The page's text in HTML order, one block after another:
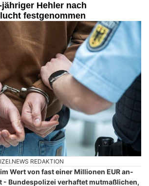
jähriger Hehler nach
festgenommen
REDAKTION
Wert von fast einer Millionen EUR an-
- Bundespolizei verhaftet mutmaßlichen,